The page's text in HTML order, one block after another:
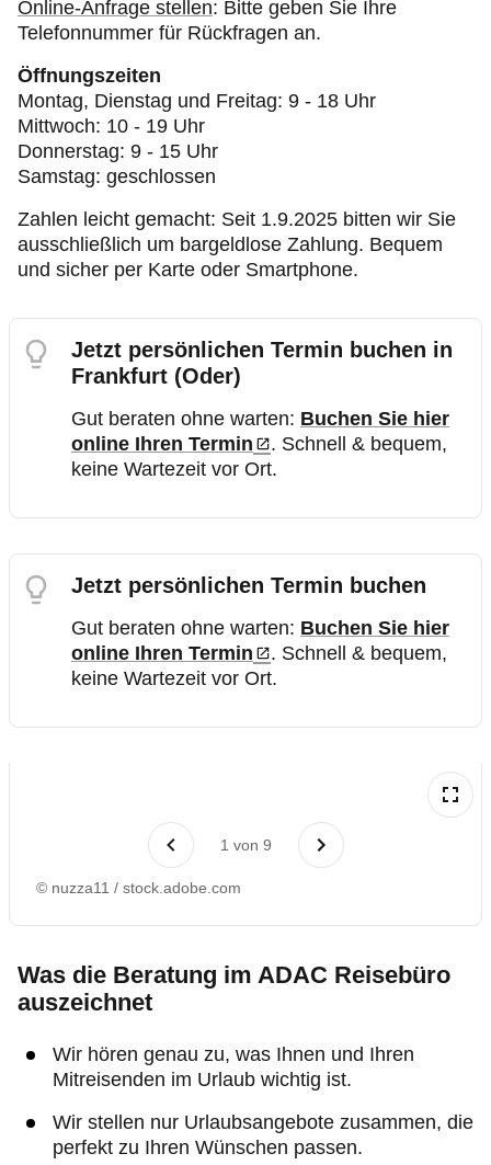
Online-Anfrage stellen: Bitte geben Sie Ihre
Telefonnummer für Rückfragen an.
Öffnungszeiten
Montag, Dienstag und Freitag: 9 - 18 Uhr
Mittwoch: 10 - 19 Uhr
Donnerstag: 9 - 15 Uhr
Samstag: geschlossen
Zahlen leicht gemacht: Seit 1.9.2025 bitten wir Sie
ausschließlich um bargeldlose Zahlung. Bequem
und sicher per Karte oder Smartphone.
Jetzt persönlichen Termin buchen in
Frankfurt (Oder)
Gut beraten ohne warten: Buchen Sie hier
online Ihren Termin
. Schnell & bequem,
keine Wartezeit vor Ort.
Jetzt persönlichen Termin buchen
Gut beraten ohne warten: Buchen Sie hier
online Ihren Termin
. Schnell & bequem,
keine Wartezeit vor Ort.
1 von 9
© nuzza11 / stock.adobe.com
Was die Beratung im ADAC Reisebüro
auszeichnet
Wir hören genau zu, was Ihnen und Ihren
Mitreisenden im Urlaub wichtig ist.
Wir stellen nur Urlaubsangebote zusammen, die
perfekt zu Ihren Wünschen passen.